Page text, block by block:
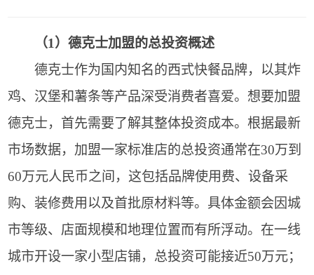
（1）德克士加盟的总投资概述
德克士作为国内知名的西式快餐品牌，以其炸
鸡、汉堡和薯条等产品深受消费者喜爱。想要加盟
德克士，首先需要了解其整体投资成本。根据最新
市场数据，加盟一家标准店的总投资通常在30万到
60万元人民币之间，这包括品牌使用费、设备采
购、装修费用以及首批原材料等。具体金额会因城
市等级、店面规模和地理位置而有所浮动。在一线
城市开设一家小型店铺，总投资可能接近50万元；